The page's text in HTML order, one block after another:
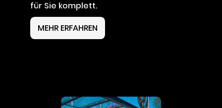
für Sie komplett.
MEHR ERFAHREN